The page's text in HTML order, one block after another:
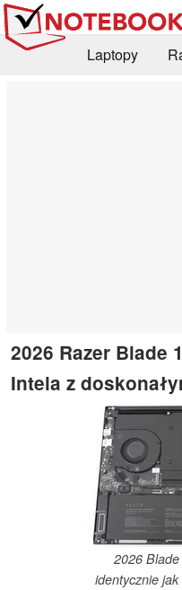
Laptopy
2026 Razer Blade
Intela z
2026
identycznie